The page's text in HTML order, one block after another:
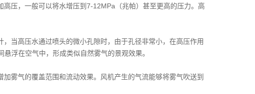
压，一般可以将水增压到7-12MPa（兆帕）甚至更高的压力。高
当高压水通过喷头的微小孔隙时，由于孔径非常小，在高压作用
浮在空气中，形成类似自然雾气的景观效果。
雾气的覆盖范围和流动效果。风机产生的气流能够将雾气吹送到